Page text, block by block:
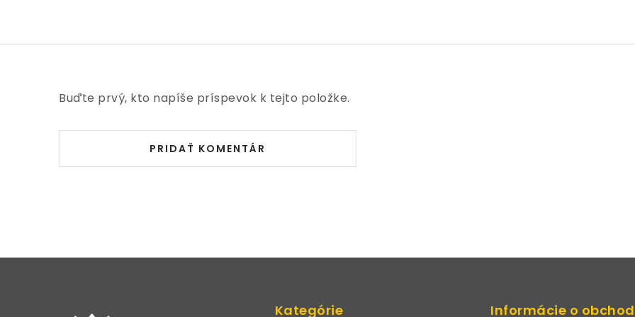
Buďte prvý, kto napíše príspevok k tejto položke.
PRIDAŤ KOMENTÁR
Kategórie Informácie o